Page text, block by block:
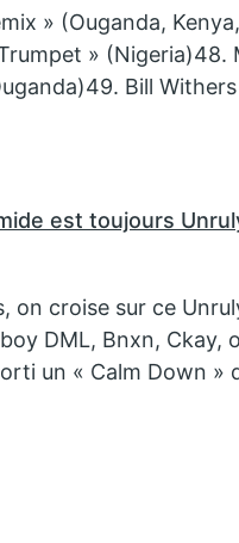
» (Ouganda,
» (Nigeria)48.
Bill
est toujours
on croise sur ce
DML, Bnxn, Ckay,
un « Calm Down »